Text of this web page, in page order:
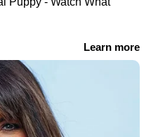
'വിദ്യാർത്ഥികൾക്ക് പൂർണ
പിന്തുണ'; ജാർഖണ്ഡിലെ
പ്രതിഷേധത്തിന്